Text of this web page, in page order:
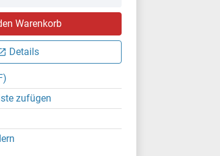
Warenkorb
Details
zufügen